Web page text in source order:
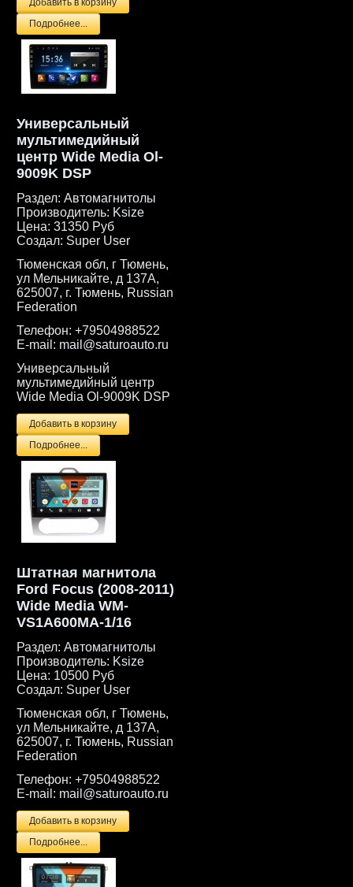
Подробнее...
Универсальный
мультимедийный
центр Wide Media Ol-
9009K DSP
Раздел:Автомагнитолы
Производитель: Ksize
Цена:31350 Руб
Создал: Super User
Тюменская обл, г Тюмень,
ул Мельникайте, д 137А,
625007, г. Тюмень, Russian
Federation
Телефон:+79504988522
E-mail: mail@saturoauto.ru
Универсальный
мультимедийный центр
Wide Media Ol-9009K DSP
Подробнее...
Штатная магнитола
Ford Focus (2008-2011)
Wide Media WM-
VS1A600MA-1/16
Раздел:Автомагнитолы
Производитель: Ksize
Цена: 10500 Руб
Создал: Super User
Тюменская обл, г Тюмень,
ул Мельникайте, д 137А,
625007, г. Тюмень, Russian
Federation
Телефон:+79504988522
E-mail: mail@saturoauto.ru
Подробнее...